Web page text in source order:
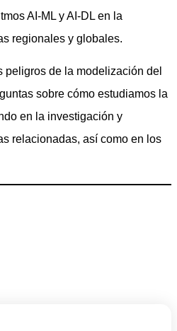
AI-ML y AI-DL en la
regionales y globales.
de la modelización del
sobre cómo estudiamos la
en la investigación y
relacionadas, así como en los